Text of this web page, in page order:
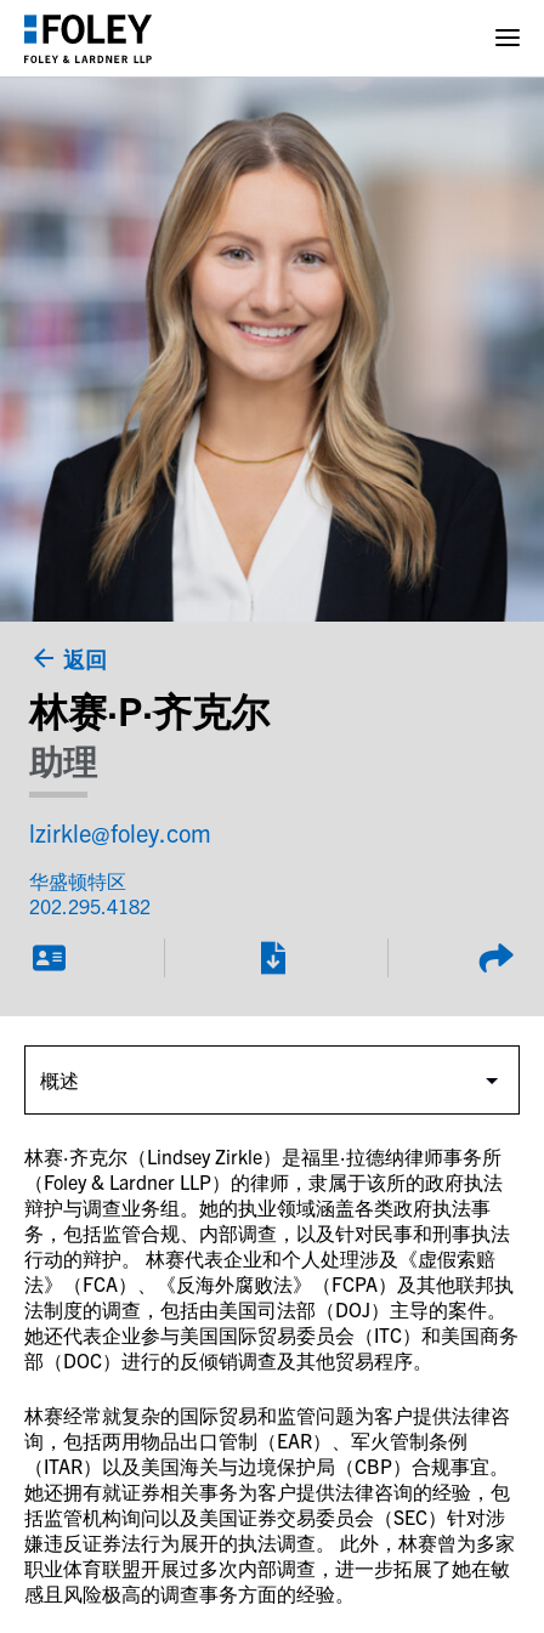
返回
林赛·P·齐克尔
助理
lzirkle@foley.com
华盛顿特区
202.295.4182
林赛·齐克尔（Lindsey Zirkle）是福里·拉德纳律师事务所
（Foley & Lardner LLP）的律师，隶属于该所的政府执法
辩护与调查业务组。她的执业领域涵盖各类政府执法事
务，包括监管合规、内部调查，以及针对民事和刑事执法
行动的辩护。 林赛代表企业和个人处理涉及《虚假索赔
法》（FCA）、《反海外腐败法》（FCPA）及其他联邦执
法制度的调查，包括由美国司法部（DOJ）主导的案件。
她还代表企业参与美国国际贸易委员会（ITC）和美国商务
部（DOC）进行的反倾销调查及其他贸易程序。
林赛经常就复杂的国际贸易和监管问题为客户提供法律咨
询，包括两用物品出口管制（EAR）、军火管制条例
（ITAR）以及美国海关与边境保护局（CBP）合规事宜。
她还拥有就证券相关事务为客户提供法律咨询的经验，包
括监管机构询问以及美国证券交易委员会（SEC）针对涉
嫌违反证券法行为展开的执法调查。 此外，林赛曾为多家
职业体育联盟开展过多次内部调查，进一步拓展了她在敏
感且风险极高的调查事务方面的经验。